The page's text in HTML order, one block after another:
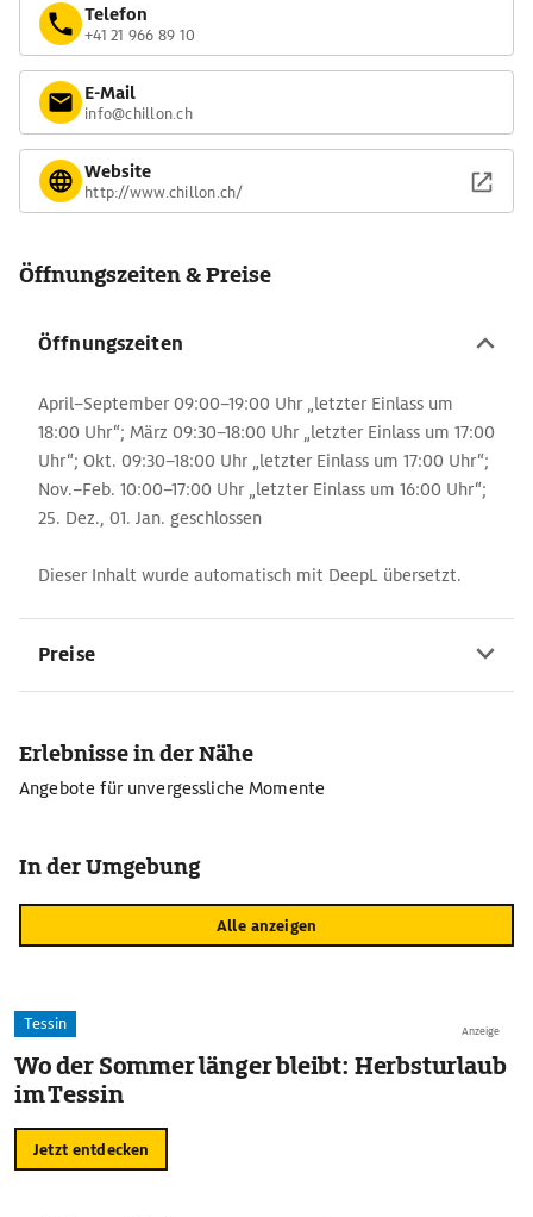
Telefon
+41 21 966 89 10
E-Mail
info@chillon.ch
Website
http://www.chillon.ch/
Öffnungszeiten & Preise
Öffnungszeiten
April–September 09:00–19:00 Uhr „letzter Einlass um
18:00 Uhr“; März 09:30–18:00 Uhr „letzter Einlass um 17:00
Uhr“; Okt. 09:30–18:00 Uhr „letzter Einlass um 17:00 Uhr“;
Nov.–Feb. 10:00–17:00 Uhr „letzter Einlass um 16:00 Uhr“;
25. Dez., 01. Jan. geschlossen
Dieser Inhalt wurde automatisch mit DeepL übersetzt.
Preise
Erlebnisse in der Nähe
Angebote für unvergessliche Momente
In der Umgebung
Alle anzeigen
Anzeige
Tessin
Wo der Sommer länger bleibt: Herbsturlaub
im Tessin
Jetzt entdecken